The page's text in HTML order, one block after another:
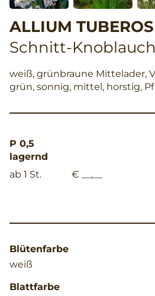
ALLIUM
Schnitt-Knoblauch
weiß, grünbraune Mittelader,
grün, sonnig, mittel, horstig,
P 0,5
lagernd
ab 1 St.
€ __,__
Blütenfarbe
weiß
Blattfarbe